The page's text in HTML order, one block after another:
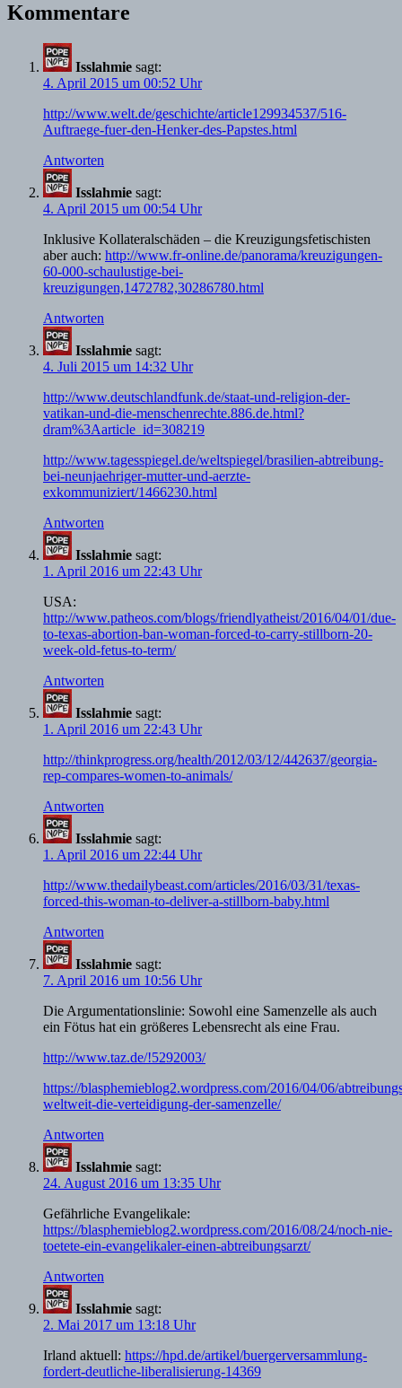
Kommentare
Isslahmie sagt:
4. April 2015 um 00:52 Uhr
http://www.welt.de/geschichte/article129934537/516-
Auftraege-fuer-den-Henker-des-Papstes.html
Antworten
Isslahmie sagt:
4. April 2015 um 00:54 Uhr
Inklusive Kollateralschäden – die Kreuzigungsfetischisten
aber auch: http://www.fr-online.de/panorama/kreuzigungen-
60-000-schaulustige-bei-
kreuzigungen,1472782,30286780.html
Antworten
Isslahmie sagt:
4. Juli 2015 um 14:32 Uhr
http://www.deutschlandfunk.de/staat-und-religion-der-
vatikan-und-die-menschenrechte.886.de.html?
dram%3Aarticle_id=308219
http://www.tagesspiegel.de/weltspiegel/brasilien-abtreibung-
bei-neunjaehriger-mutter-und-aerzte-
exkommuniziert/1466230.html
Antworten
Isslahmie sagt:
1. April 2016 um 22:43 Uhr
USA:
http://www.patheos.com/blogs/friendlyatheist/2016/04/01/due-
to-texas-abortion-ban-woman-forced-to-carry-stillborn-20-
week-old-fetus-to-term/
Antworten
Isslahmie sagt:
1. April 2016 um 22:43 Uhr
http://thinkprogress.org/health/2012/03/12/442637/georgia-
rep-compares-women-to-animals/
Antworten
Isslahmie sagt:
1. April 2016 um 22:44 Uhr
http://www.thedailybeast.com/articles/2016/03/31/texas-
forced-this-woman-to-deliver-a-stillborn-baby.html
Antworten
Isslahmie sagt:
7. April 2016 um 10:56 Uhr
Die Argumentationslinie: Sowohl eine Samenzelle als auch
ein Fötus hat ein größeres Lebensrecht als eine Frau.
http://www.taz.de/!5292003/
https://blasphemieblog2.wordpress.com/2016/04/06/
weltweit-die-verteidigung-der-samenzelle/
Antworten
Isslahmie sagt:
24. August 2016 um 13:35 Uhr
Gefährliche Evangelikale:
https://blasphemieblog2.wordpress.com/2016/08/24/noch-nie-
toetete-ein-evangelikaler-einen-abtreibungsarzt/
Antworten
Isslahmie sagt:
2. Mai 2017 um 13:18 Uhr
Irland aktuell: https://hpd.de/artikel/buergerversammlung-
fordert-deutliche-liberalisierung-14369